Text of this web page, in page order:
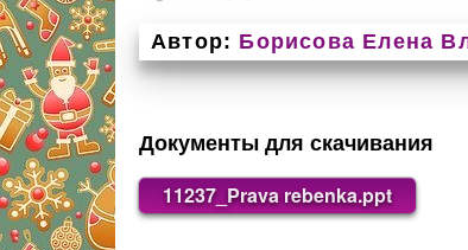
Автор: Борисова Елена
Документы для скачивания
11237_Prava rebenka.ppt